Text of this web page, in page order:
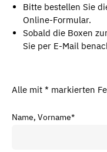
Bitte bestellen Sie
Online-Formular.
Sobald die Boxen
Sie per E-Mail
Alle mit * markierten
Name, Vorname*